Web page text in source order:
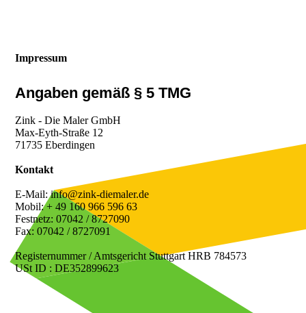
Impressum
Angaben gemäß § 5 TMG
Zink - Die Maler GmbH
Max-Eyth-Straße 12
71735 Eberdingen
Kontakt
E-Mail: info@zink-diemaler.de
Mobil: + 49 160 966 596 63
Festnetz: 07042 / 8727090
Fax: 07042 / 8727091
Registernummer / Amtsgericht Stuttgart HRB 784573
USt ID : DE352899623